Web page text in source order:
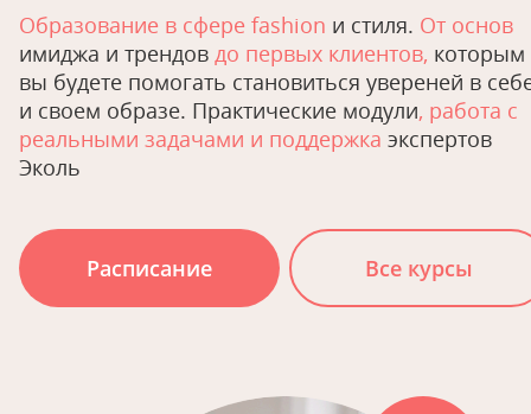
Образование в сфере fashion и стиля. От основ
имиджа и трендов до первых клиентов, которым
вы будете помогать становиться увереней в
и своем образе. Практические модули, работа с
реальными задачами и поддержка экспертов
Эколь
Расписание Все курсы